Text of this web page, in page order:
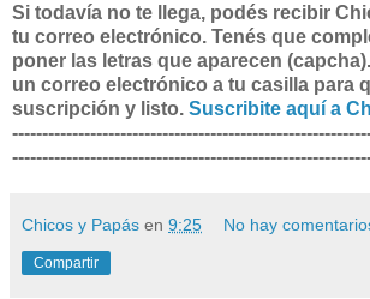
Si todavía no te llega, podés recibir
tu correo electrónico. Tenés que
poner las letras que aparecen
un correo electrónico a tu casilla para
suscripción y listo. Suscribite aquí a
Chicos y Papás en 9:25 No hay
Compartir